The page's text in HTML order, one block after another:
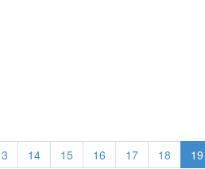
14 15 16 17 18 19